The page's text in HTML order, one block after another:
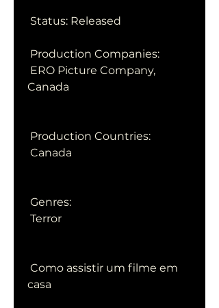
Status: Released
Production Companies:
Canada
Production Countries:
Canada
Genres:
Terror
casa